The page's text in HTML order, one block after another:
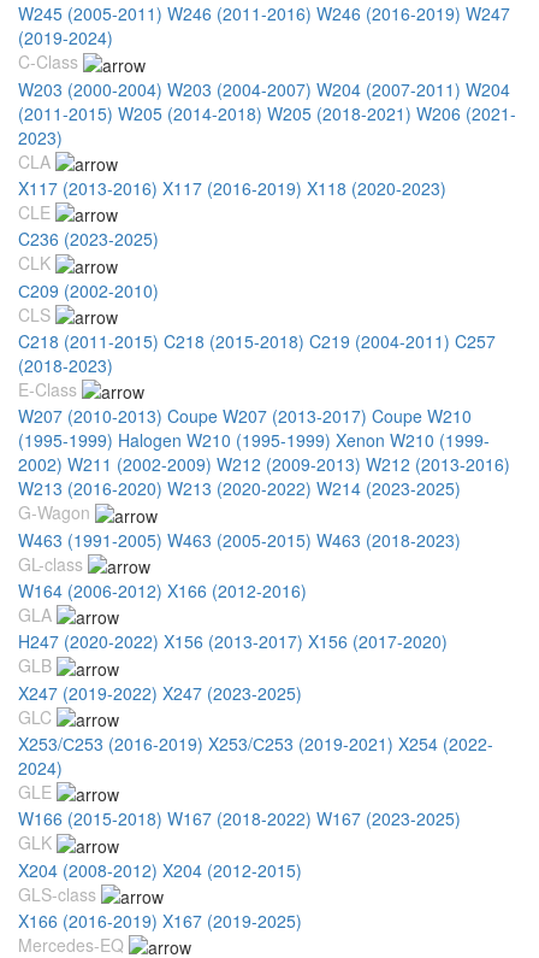
W245 (2005-2011) W246 (2011-2016) W246 (2016-2019) W247
(2019-2024)
C-Class
W203 (2000-2004) W203 (2004-2007) W204 (2007-2011) W204
(2011-2015) W205 (2014-2018) W205 (2018-2021) W206 (2021-
2023)
CLA
X117 (2013-2016) X117 (2016-2019) X118 (2020-2023)
CLE
C236 (2023-2025)
CLK
С209 (2002-2010)
CLS
C218 (2011-2015) C218 (2015-2018) C219 (2004-2011) C257
(2018-2023)
E-Class
W207 (2010-2013) Coupe W207 (2013-2017) Coupe W210
(1995-1999) Halogen W210 (1995-1999) Xenon W210 (1999-
2002) W211 (2002-2009) W212 (2009-2013) W212 (2013-2016)
W213 (2016-2020) W213 (2020-2022) W214 (2023-2025)
G-Wagon
W463 (1991-2005) W463 (2005-2015) W463 (2018-2023)
GL-class
W164 (2006-2012) X166 (2012-2016)
GLA
H247 (2020-2022) X156 (2013-2017) X156 (2017-2020)
GLB
X247 (2019-2022) X247 (2023-2025)
GLC
X253/С253 (2016-2019) X253/С253 (2019-2021) X254 (2022-
2024)
GLE
W166 (2015-2018) W167 (2018-2022) W167 (2023-2025)
GLK
X204 (2008-2012) X204 (2012-2015)
GLS-class
X166 (2016-2019) X167 (2019-2025)
Mercedes-EQ